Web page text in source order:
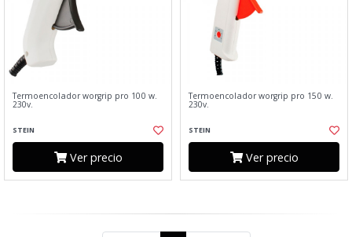
Termoencolador worgrip pro 100 w.
230v.
STEIN
Ver precio
Termoencolador worgrip pro 150 w.
230v.
STEIN
Ver precio